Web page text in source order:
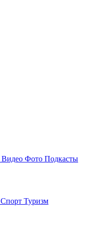
Видео Фото Подкасты
Спорт Туризм